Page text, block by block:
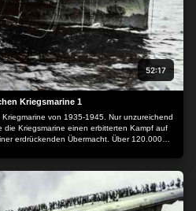
52:17
Kriegsmarine 1
von 1935-1945. Nur unzureichend
Kriegsmarine einen erbitterten Kampf auf
erdrückenden Übermacht. Über 120.000
Sie alle hatten auf ihre politische Führung
Gegner auf deren Führung. Unser Bericht
und -bilder wieder: sie ist unerläßlich, wenn
hervorgegangene Geschehen sowie die
Männer verstanden werden wollen.